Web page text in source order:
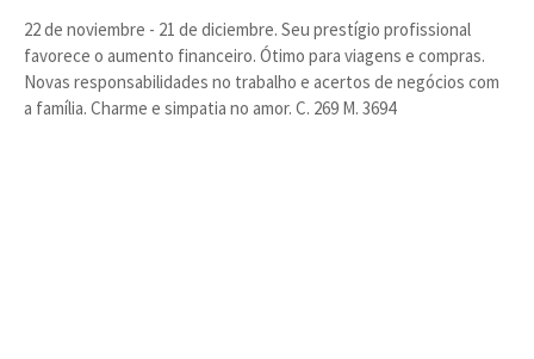
22 de noviembre - 21 de diciembre. Seu prestígio profissional
favorece o aumento financeiro. Ótimo para viagens e compras.
Novas responsabilidades no trabalho e acertos de negócios com
a família. Charme e simpatia no amor. C. 269 M. 3694